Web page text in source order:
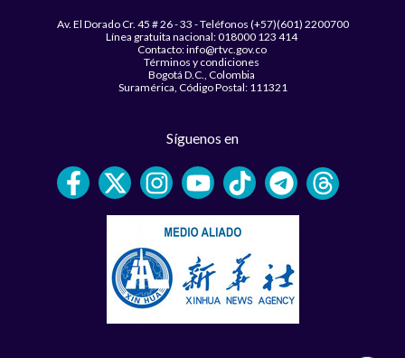
Av. El Dorado Cr. 45 # 26 - 33 - Teléfonos (+57)(601) 2200700
Línea gratuita nacional: 018000 123 414
Contacto: info@rtvc.gov.co
Términos y condiciones
Bogotá D.C., Colombia
Suramérica, Código Postal: 111321
Síguenos en